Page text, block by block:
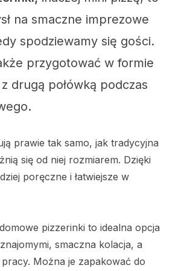
na smaczne imprezowe
spodziewamy się gości.
przygotować w formie
drugą połówką podczas
prawie tak samo, jak tradycyjna
się od niej rozmiarem. Dzięki
poręczne i łatwiejsze w
pizzerinki to idealna opcja
smaczna kolacja, a
pracy. Można je zapakować do